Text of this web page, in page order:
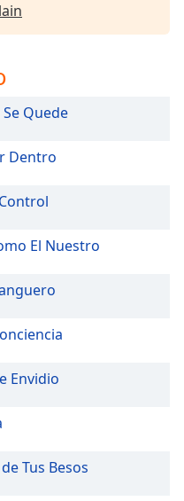
Quede
Dentro
El Nuestro
Envidio
Tus Besos